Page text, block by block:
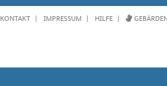
KONTAKT IMPRESSUM HILFE